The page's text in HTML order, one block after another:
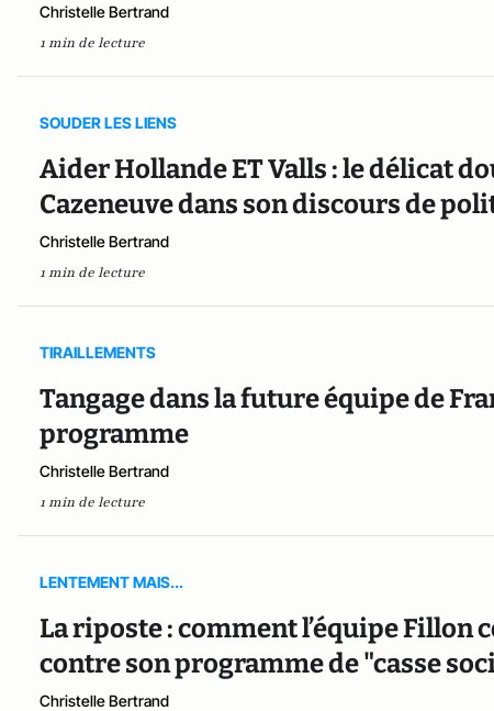
Christelle Bertrand
1 min de lecture
SOUDER LES LIENS
Aider Hollande ET Valls : le délicat
Cazeneuve dans son discours de
Christelle Bertrand
1 min de lecture
TIRAILLEMENTS
Tangage dans la future équipe de
programme
Christelle Bertrand
1 min de lecture
LENTEMENT MAIS...
La riposte : comment l’équipe Fillon
contre son programme de "casse
Christelle Bertrand